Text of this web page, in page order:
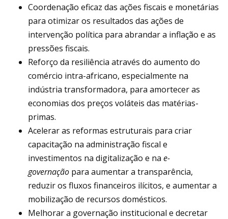
Coordenação eficaz das ações fiscais e monetárias
para otimizar os resultados das ações de
intervenção política para abrandar a inflação e as
pressões fiscais.
Reforço da resiliência através do aumento do
comércio intra-africano, especialmente na
indústria transformadora, para amortecer as
economias dos preços voláteis das matérias-
primas.
Acelerar as reformas estruturais para criar
capacitação na administração fiscal e
investimentos na digitalização e na e-
governação para aumentar a transparência,
reduzir os fluxos financeiros ilícitos, e aumentar a
mobilização de recursos domésticos.
Melhorar a governação institucional e decretar